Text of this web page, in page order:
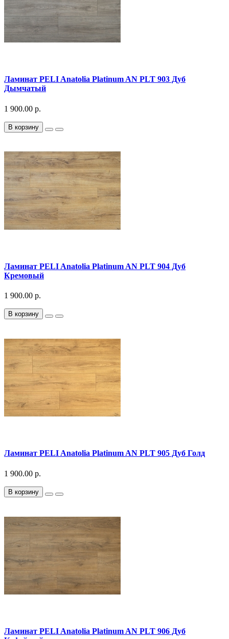
Ламинат PELI Anatolia Platinum AN PLT 903 Дуб
Дымчатый
1 900.00 р.
В корзину
Ламинат PELI Anatolia Platinum AN PLT 904 Дуб
Кремовый
1 900.00 р.
В корзину
Ламинат PELI Anatolia Platinum AN PLT 905 Дуб Голд
1 900.00 р.
В корзину
Ламинат PELI Anatolia Platinum AN PLT 906 Дуб